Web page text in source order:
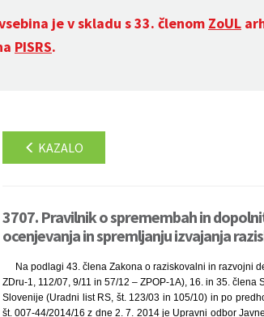
je v skladu s 33. členom ZoUL
PISRS.
KAZALO
3707. Pravilnik o spremembah in
ocenjevanja in spremljanju izvajanja
Na podlagi 43. člena Zakona o raziskovalni in razvojni
ZDru-1, 112/07, 9/11 in 57/12 – ZPOP-1A), 16. in 35.
Slovenije (Uradni list RS, št. 123/03 in 105/10) in po
št. 007-44/2014/16 z dne 2. 7. 2014 je Upravni odbor